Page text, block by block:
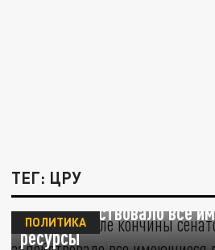
ТЕГ: ЦРУ
Патель: После кончины
ФБР задействовало все
ресурсы
ПОЛИТИКА